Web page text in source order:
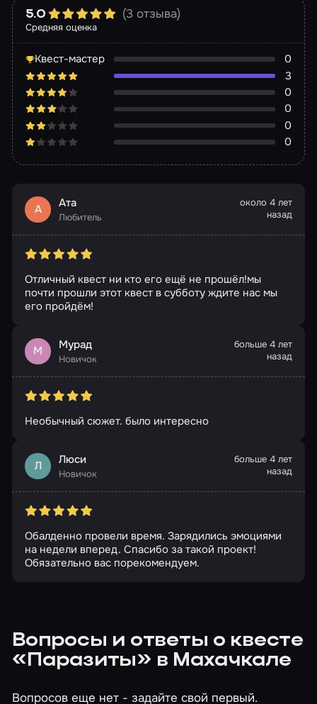
Средняя оценка
5.0 (3 отзыва)
Квест-мастер
0
3
0
0
0
0
А Ата
Любитель
около 4 лет
назад
Отличный квест ни кто его ещё не прошёл!мы
почти прошли этот квест в субботу ждите нас мы
его пройдём!
М Мурад
Новичок
больше 4 лет
назад
Необычный сюжет. было интересно
Л Люси
Новичок
больше 4 лет
назад
Обалденно провели время. Зарядились эмоциями
на недели вперед. Спасибо за такой проект!
Обязательно вас порекомендуем.
Вопросы и ответы о квесте
«Паразиты» в Махачкале
Вопросов еще нет - задайте свой первый.